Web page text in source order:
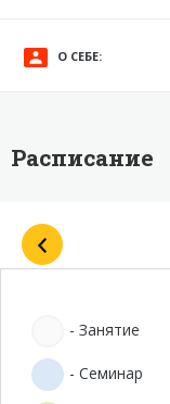
О СЕБЕ:
Расписание
- Занятие
- Cеминар